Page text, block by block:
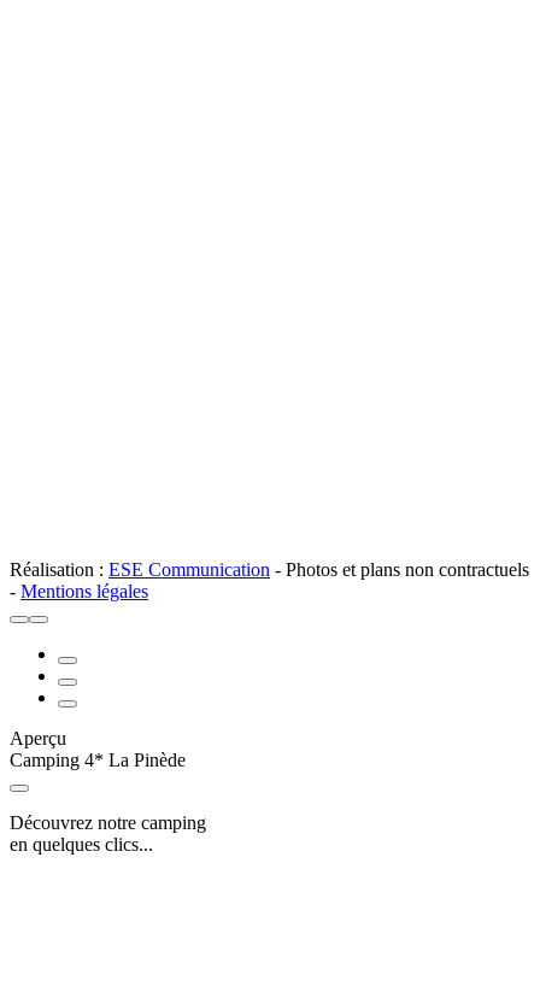
Réalisation : ESE Communication - Photos et plans non contractuels
- Mentions légales
Aperçu
Camping 4* La Pinède
Découvrez notre camping
en quelques clics...